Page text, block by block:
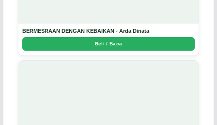
BERMESRAAN DENGAN KEBAIKAN - Arda Dinata
Beli / Baca